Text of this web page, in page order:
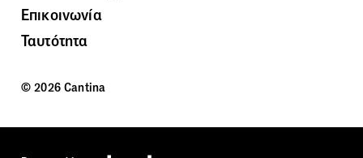
Επικοινωνία
Ταυτότητα
© 2026 Cantina